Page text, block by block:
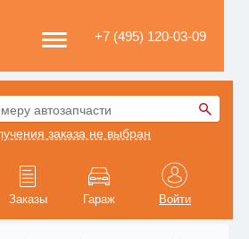
+7 (495) 120-03-09
автозапчасти
заказа не выбран
Заказы Гараж Войти